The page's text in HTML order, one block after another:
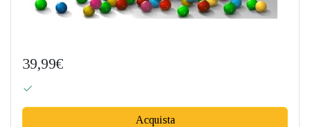
39,99€
Acquista